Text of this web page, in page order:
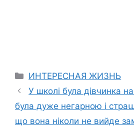
Categories
ИНТЕРЕСНАЯ ЖИЗНЬ
У школі була дівчинка
була дуже негарною і
що вона ніколи не вийде